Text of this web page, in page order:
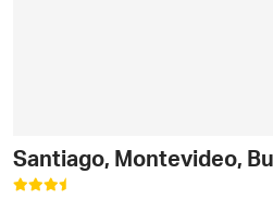
Santiago, Montevideo,